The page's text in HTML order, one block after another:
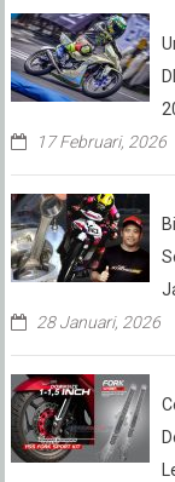
17 Februari, 2026
28 Januari, 2026